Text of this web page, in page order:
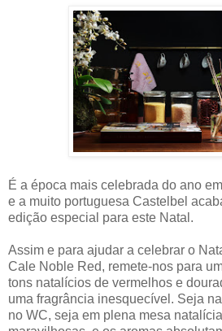
É a época mais celebrada do ano
e a muito portuguesa Castelbel
edição especial para este Natal.
Assim e para ajudar a celebrar o
Cale Noble Red, remete-nos para
tons natalícios de vermelhos e
uma fragrância inesquecível. Seja
no WC, seja em plena mesa